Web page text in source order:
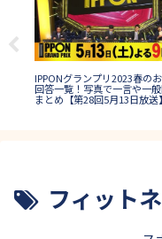
IPPONグランプリ2023春の
回答一覧！写真で一言や一
まとめ【第28回5月13日放送】
フィット